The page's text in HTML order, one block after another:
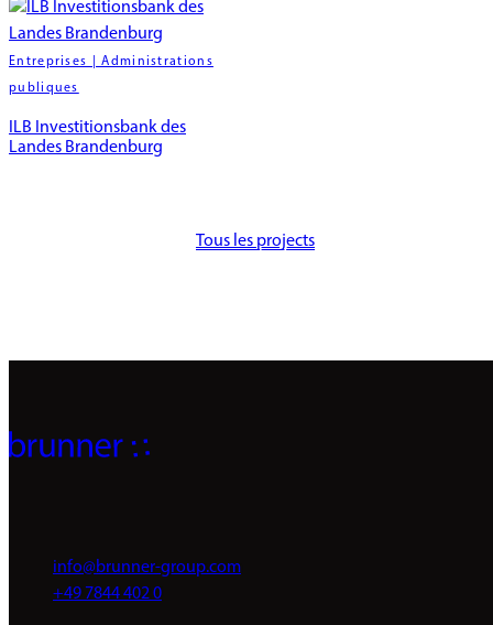
Entreprises | Administrations
publiques
ILB Investitionsbank des
Landes Brandenburg
Tous les projects
info@brunner-group.com
+49 7844 402 0